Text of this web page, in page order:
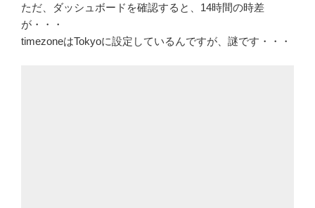
ただ、ダッシュボードを確認すると、14時間の時差
が・・・
timezoneはTokyoに設定しているんですが、謎です・・・